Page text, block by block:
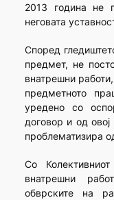
2013 година не
неговата
Според
предмет, не
внатрешни
предметното
уредено со
договор и од
проблематизира
Со
внатрешни
обврските на